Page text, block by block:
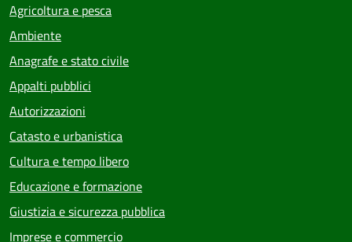
Agricoltura e pesca
Ambiente
Anagrafe e stato civile
Appalti pubblici
Autorizzazioni
Catasto e urbanistica
Cultura e tempo libero
Educazione e formazione
Giustizia e sicurezza pubblica
Imprese e commercio